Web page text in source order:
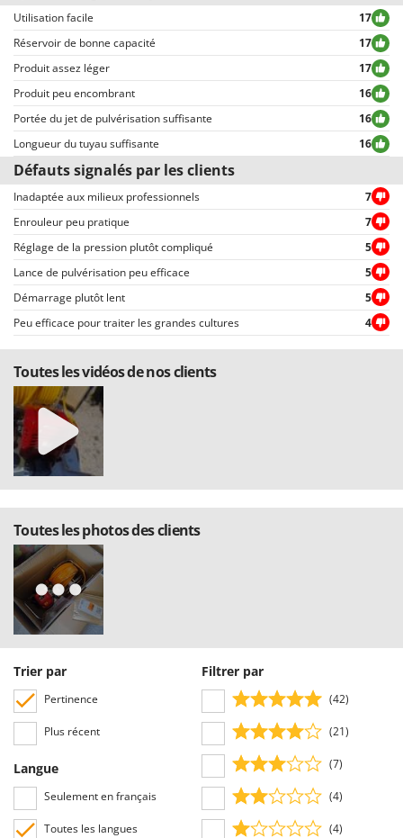
exclusion ou censure, à l’exception de textes qui contiennent des
expressions ou mots inappropriés, ou qui ne respectent pas le traitement
des données personnelles.
Tous les commentaires, qu’ils soient positifs ou négatifs, peuvent être
consultés rapidement par nos visiteurs, grâce également aux filtres qui
permettent une sélection rapide, comme par exemple celui permettant de
choisir entre avis positifs et négatifs.
Utilisation facile
17
Réservoir de bonne capacité
17
Produit assez léger
17
Produit peu encombrant
16
Portée du jet de pulvérisation suffisante
16
Longueur du tuyau suffisante
16
Défauts signalés par les clients
Inadaptée aux milieux professionnels
7
Enrouleur peu pratique
7
Réglage de la pression plutôt compliqué
5
Lance de pulvérisation peu efficace
5
Démarrage plutôt lent
5
Peu efficace pour traiter les grandes cultures
4
Toutes les vidéos de nos clients
Toutes les photos des clients
Trier par
Pertinence
Plus récent
Langue
Seulement en français
Toutes les langues
Filtrer par
(42)
(21)
(7)
(4)
(4)